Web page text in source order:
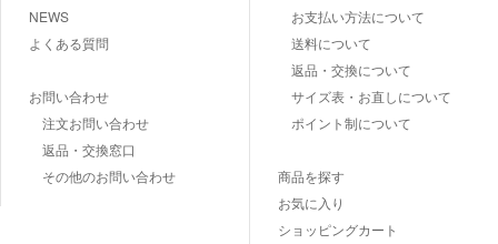
NEWS
よくある質問
お問い合わせ
注文お問い合わせ
返品・交換窓口
その他のお問い合わせ
お支払い方法について
送料について
返品・交換について
サイズ表・お直しについて
ポイント制について
商品を探す
お気に入り
ショッピングカート